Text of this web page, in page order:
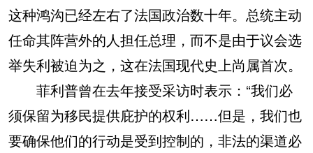
这种鸿沟已经左右了法国政治数十年。总统主动
任命其阵营外的人担任总理，而不是由于议会选
举失利被迫为之，这在法国现代史上尚属首次。
菲利普曾在去年接受采访时表示：“我们必
须保留为移民提供庇护的权利……但是，我们也
要确保他们的行动是受到控制的，非法的渠道必